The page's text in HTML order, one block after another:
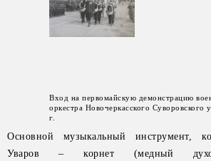
Вход на первомайскую демонстрацию
оркестра Новочеркасского Суворовского
г.
Основной музыкальный инструмент,
Уваров – корнет (медный